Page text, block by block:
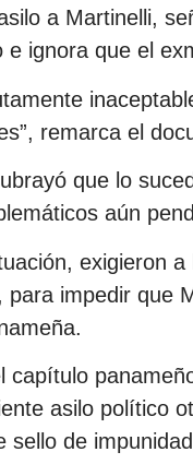
a Martinelli,
e ignora que el
remarca el
que lo
aún
exigieron
para impedir que
capítulo
asilo político
sello de